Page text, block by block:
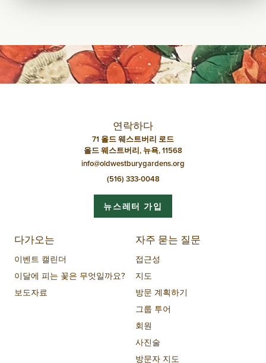
연락하다
71 올드 웨스트버리 로드
올드 웨스트버리, 뉴욕, 11568
info@oldwestburygardens.org
(516) 333-0048
뉴스레터 가입
다가오는
이벤트 캘린더
이달에 피는 꽃은 무엇일까요?
보도자료
자주 묻는 질문
접근성
지도
방문 계획하기
그룹 투어
회원
사진술
방문자 지도